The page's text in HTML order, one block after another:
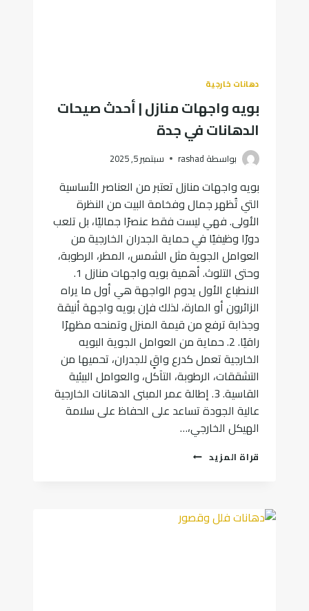
دهانات خارجية
بويه واجهات منازل | أحدث صيحات
الدهانات في جدة
بواسطة rashad سبتمبر 5, 2025
بويه واجهات منازل تعتبر من العناصر الأساسية
التي تُظهر جمال وفخامة البيت من النظرة
الأولى. فهي ليست فقط عنصرًا جماليًا، بل تلعب
دورًا وظيفيًا في حماية الجدران الخارجية من
العوامل الجوية مثل الشمس، المطر، الرطوبة،
وحتى التلوث. أهمية بويه واجهات منازل 1.
الانطباع الأول يدوم الواجهة هي أول ما يراه
الزائرون أو المارة، لذلك فإن بويه واجهة أنيقة
وجذابة ترفع من قيمة المنزل وتمنحه مظهرًا
راقيًا. 2. حماية من العوامل الجوية البويه
الخارجية تعمل كدرع واقٍ للجدران، تحميها من
التشققات، الرطوبة، التآكل، والعوامل البيئية
القاسية. 3. إطالة عمر المبنى الدهانات الخارجية
عالية الجودة تساعد على الحفاظ على سلامة
الهيكل الخارجي،…
قراة المزيد بويه
صيحات